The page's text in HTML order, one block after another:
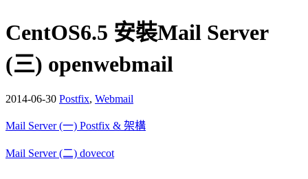
CentOS6.5 安裝Mail Server
(三) openwebmail
2014-06-30 Postfix, Webmail
Mail Server (一) Postfix & 架構
Mail Server (二) dovecot